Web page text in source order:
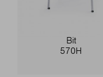
Bit
570H